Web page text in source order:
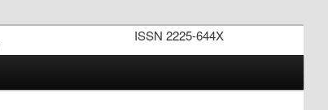
ISSN 2225-644X